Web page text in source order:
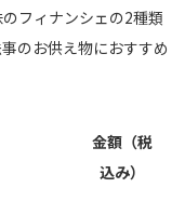
フィナンシェの2種類
のお供え物におすすめ
金額（税
込み）